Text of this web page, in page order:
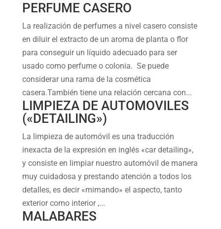
PERFUME CASERO
La realización de perfumes a nivel casero consiste
en diluir el extracto de un aroma de planta o flor
para conseguir un líquido adecuado para ser
usado como perfume o colonia. Se puede
considerar una rama de la cosmética
casera.También tiene una relación cercana con...
LIMPIEZA DE AUTOMOVILES
(«DETAILING»)
La limpieza de automóvil es una traducción
inexacta de la expresión en inglés «car detailing»,
y consiste en limpiar nuestro automóvil de manera
muy cuidadosa y prestando atención a todos los
detalles, es decir «mimando» el aspecto, tanto
exterior como interior ,...
MALABARES